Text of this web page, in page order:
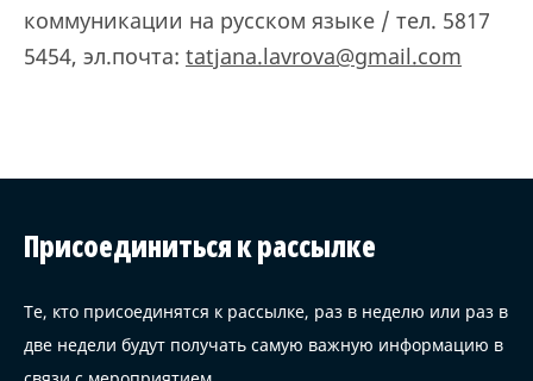
коммуникации на русском языке / тел. 5817
5454, эл.почта: tatjana.lavrova@gmail.com
Присоединиться к рассылке
Те, кто присоединятся к рассылке, раз в неделю или раз в
две недели будут получать самую важную информацию в